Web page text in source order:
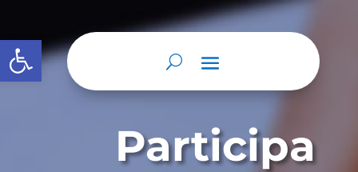
Abrir barra de herramientas
Participa